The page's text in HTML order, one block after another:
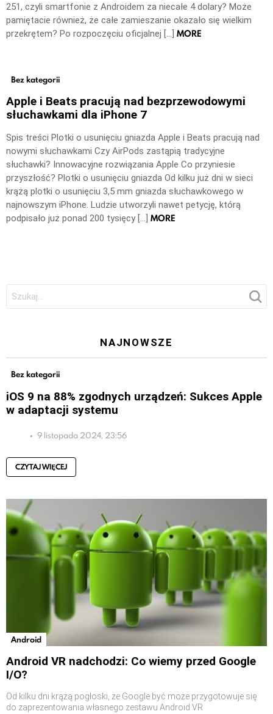
251, czyli smartfonie z Androidem za niecałe 4 dolary? Może
pamiętacie również, że całe zamieszanie okazało się wielkim
przekrętem? Po rozpoczęciu oficjalnej […] MORE
Bez kategorii
Apple i Beats pracują nad bezprzewodowymi
słuchawkami dla iPhone 7
Spis treści Plotki o usunięciu gniazda Apple i Beats pracują nad
nowymi słuchawkami Czy AirPods zastąpią tradycyjne
słuchawki? Innowacyjne rozwiązania Apple Co przyniesie
przyszłość? Plotki o usunięciu gniazda Od kilku już dni w sieci
krążą plotki o usunięciu 3,5 mm gniazda słuchawkowego w
najnowszym iPhone. Ludzie utworzyli nawet petycję, którą
podpisało już ponad 200 tysięcy […] MORE
NAJNOWSZE
Bez kategorii
iOS 9 na 88% zgodnych urządzeń: Sukces Apple
w adaptacji systemu
9 listopada 2024, 23:56
CZYTAJ WIĘCEJ
Android
Android VR nadchodzi: Co wiemy przed Google
I/O?
Od kilku dni krążą pogłoski, że Google być może przygotowuje się
do zaprezentowania własnego zestawu Android VR